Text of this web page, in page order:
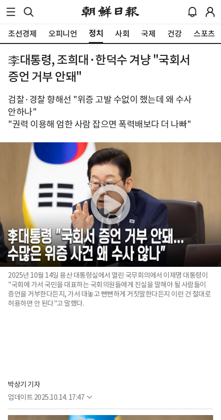
조선경제 오피니언 정치 사회 국제 건강 스포츠
李대통령, 조희대·한덕수 겨냥 "국회서
증언 거부 안돼"
검찰·경찰 향해선 "위증 고발 수없이 했는데 왜 수사
안하나"
"권력 이용해 엄한 사람 잡으면 폭력배보다 더 나빠"
2025년 10월 14일 용산 대통령실에서 열린 국무회의에서 이재명 대통령이
"국회에 가서 국민을 대표하는 국회의원들에게 진실을 말해야 될 사람들이
증언을 거부한다든지, 가서 대놓고 뻔뻔하게 거짓말한다든지 이런 건 절대로
허용하면 안 된다"고 말했다.
박상기 기자
업데이트 2025.10.14. 17:47